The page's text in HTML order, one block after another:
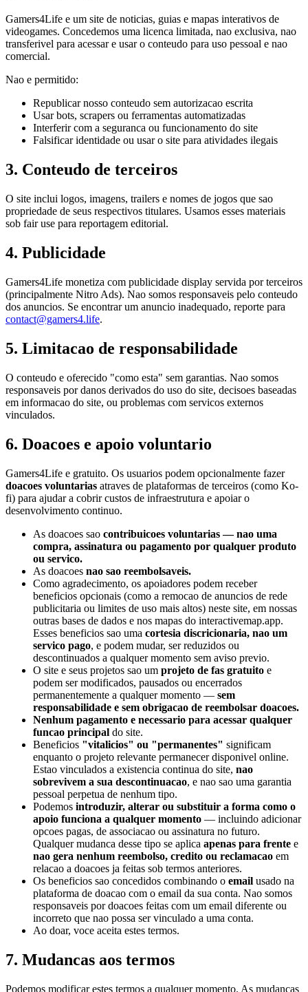
Gamers4Life e um site de noticias, guias e mapas interativos de
videogames. Concedemos uma licenca limitada, nao exclusiva, nao
transferivel para acessar e usar o conteudo para uso pessoal e nao
comercial.
Nao e permitido:
Republicar nosso conteudo sem autorizacao escrita
Usar bots, scrapers ou ferramentas automatizadas
Interferir com a seguranca ou funcionamento do site
Falsificar identidade ou usar o site para atividades ilegais
3. Conteudo de terceiros
O site inclui logos, imagens, trailers e nomes de jogos que sao
propriedade de seus respectivos titulares. Usamos esses materiais
sob fair use para reportagem editorial.
4. Publicidade
Gamers4Life monetiza com publicidade display servida por terceiros
(principalmente Nitro Ads). Nao somos responsaveis pelo conteudo
dos anuncios. Se encontrar um anuncio inadequado, reporte para
contact@gamers4.life.
5. Limitacao de responsabilidade
O conteudo e oferecido "como esta" sem garantias. Nao somos
responsaveis por danos derivados do uso do site, decisoes baseadas
em informacao do site, ou problemas com servicos externos
vinculados.
6. Doacoes e apoio voluntario
Gamers4Life e gratuito. Os usuarios podem opcionalmente fazer
doacoes voluntarias atraves de plataformas de terceiros (como Ko-
fi) para ajudar a cobrir custos de infraestrutura e apoiar o
desenvolvimento continuo.
As doacoes sao contribuicoes voluntarias — nao uma
compra, assinatura ou pagamento por qualquer produto
ou servico.
As doacoes nao sao reembolsaveis.
Como agradecimento, os apoiadores podem receber
beneficios opcionais (como a remocao de anuncios de rede
publicitaria ou limites de uso mais altos) neste site, em nossas
outras bases de dados e nos mapas do interactivemap.app.
Esses beneficios sao uma cortesia discricionaria, nao um
servico pago, e podem mudar, ser reduzidos ou
descontinuados a qualquer momento sem aviso previo.
O site e seus projetos sao um projeto de fas gratuito e
podem ser modificados, pausados ou encerrados
permanentemente a qualquer momento — sem
responsabilidade e sem obrigacao de reembolsar doacoes.
Nenhum pagamento e necessario para acessar qualquer
funcao principal do site.
Beneficios "vitalicios" ou "permanentes" significam
enquanto o projeto relevante permanecer disponivel online.
Estao vinculados a existencia continua do site, nao
sobrevivem a sua descontinuacao, e nao sao uma garantia
pessoal perpetua de nenhum tipo.
Podemos introduzir, alterar ou substituir a forma como o
apoio funciona a qualquer momento — incluindo adicionar
opcoes pagas, de associacao ou assinatura no futuro.
Qualquer mudanca desse tipo se aplica apenas para frente e
nao gera nenhum reembolso, credito ou reclamacao em
relacao a doacoes ja feitas sob termos anteriores.
Os beneficios sao concedidos combinando o email usado na
plataforma de doacao com o email da sua conta. Nao somos
responsaveis por doacoes feitas com um email diferente ou
incorreto que nao possa ser vinculado a uma conta.
Ao doar, voce aceita estes termos.
7. Mudancas aos termos
Podemos modificar estes termos a qualquer momento. As mudancas